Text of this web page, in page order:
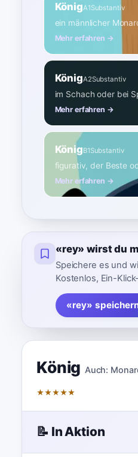
KönigA1Substantiv
ein männlicher
Mehr erfahren →
KönigA2Substantiv
im Schach oder bei
Mehr erfahren →
KönigB1Substantiv
figurativ, der Beste
Mehr erfahren →
«rey» wirst du
Speichere es und
Kostenlos, Ein-
«rey»
König Auch:
★★★★★
📝 In Aktion